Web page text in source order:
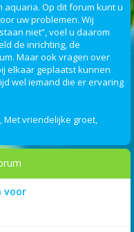
Op dit forum kunt u
uw problemen. Wij
niet”, voel u daarom
de inrichting, de
Maar ook vragen over
elkaar geplaatst kunnen
wel iemand die er ervaring
Met vriendelijke groet,
voor